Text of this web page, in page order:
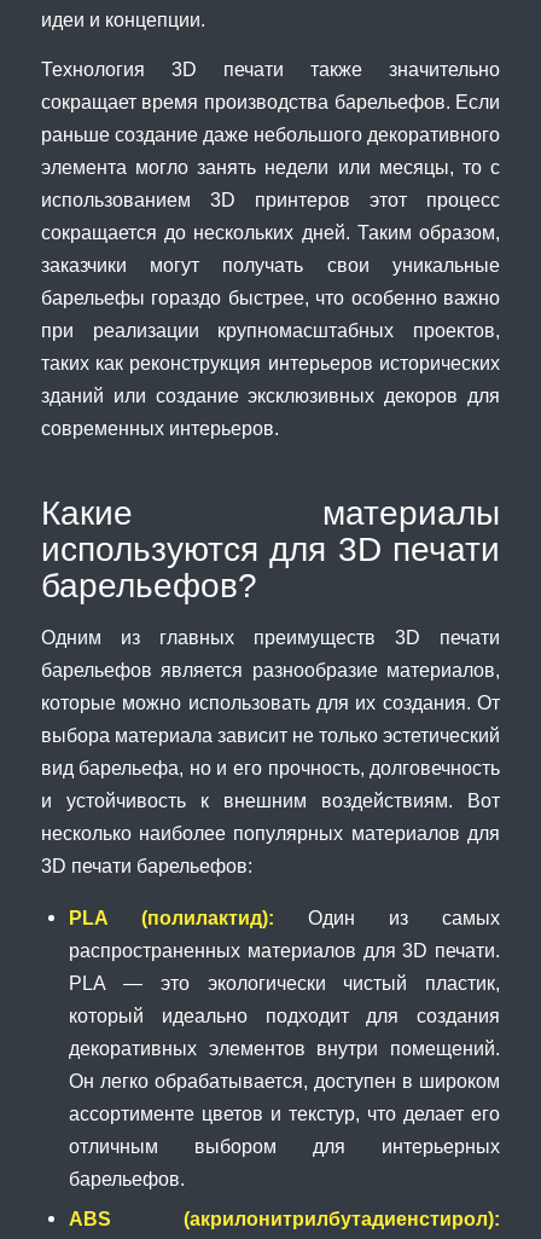
идеи и концепции.
Технология 3D печати также значительно
сокращает время производства барельефов. Если
раньше создание даже небольшого декоративного
элемента могло занять недели или месяцы, то с
использованием 3D принтеров этот процесс
сокращается до нескольких дней. Таким образом,
заказчики могут получать свои уникальные
барельефы гораздо быстрее, что особенно важно
при реализации крупномасштабных проектов,
таких как реконструкция интерьеров исторических
зданий или создание эксклюзивных декоров для
современных интерьеров.
Какие материалы
используются для 3D печати
барельефов?
Одним из главных преимуществ 3D печати
барельефов является разнообразие материалов,
которые можно использовать для их создания. От
выбора материала зависит не только эстетический
вид барельефа, но и его прочность, долговечность
и устойчивость к внешним воздействиям. Вот
несколько наиболее популярных материалов для
3D печати барельефов:
PLA (полилактид): Один из самых
распространенных материалов для 3D печати.
PLA — это экологически чистый пластик,
который идеально подходит для создания
декоративных элементов внутри помещений.
Он легко обрабатывается, доступен в широком
ассортименте цветов и текстур, что делает его
отличным выбором для интерьерных
барельефов.
ABS (акрилонитрилбутадиенстирол):